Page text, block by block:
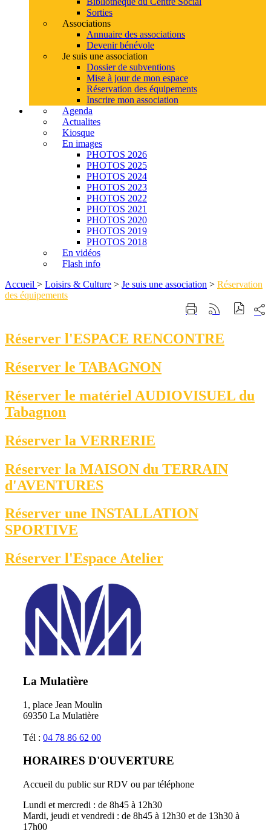
Sorties
Associations
Annuaire des associations
Devenir bénévole
Je suis une association
Dossier de subventions
Mise à jour de mon espace
Réservation des équipements
Inscrire mon association
Agenda
Actualites
Kiosque
En images
PHOTOS 2026
PHOTOS 2025
PHOTOS 2024
PHOTOS 2023
PHOTOS 2022
PHOTOS 2021
PHOTOS 2020
PHOTOS 2019
PHOTOS 2018
En vidéos
Flash info
Accueil > Loisirs & Culture > Je suis une association > Réservation
des équipements
ImprimerGénérer
RSS
sur
Réserver l'ESPACE RENCONTRE
Réserver le TABAGNON
Réserver le matériel AUDIOVISUEL du
Tabagnon
Réserver la VERRERIE
Réserver la MAISON du TERRAIN
d'AVENTURES
Réserver une INSTALLATION
SPORTIVE
Réserver l'Espace Atelier
La Mulatière
1, place Jean Moulin
69350 La Mulatière
Tél : 04 78 86 62 00
HORAIRES D'OUVERTURE
Accueil du public sur RDV ou par téléphone
Lundi et mercredi : de 8h45 à 12h30
Mardi, jeudi et vendredi : de 8h45 à 12h30 et de 13h30 à
17h00